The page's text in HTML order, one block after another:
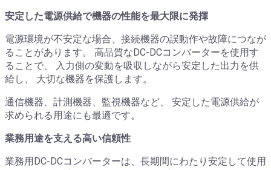
安定した電源供給で機器の性能を最大限に発揮
電源環境が不安定な場合、接続機器の誤動作や故障につなが
ることがあります。 高品質なDC-DCコンバーターを使用す
ることで、 入力側の変動を吸収しながら安定した出力を供
給し、 大切な機器を保護します。
通信機器、計測機器、監視機器など、 安定した電源供給が
求められる用途にも最適です。
業務用途を支える高い信頼性
業務用DC-DCコンバーターは、長期間にわたり安定して使用